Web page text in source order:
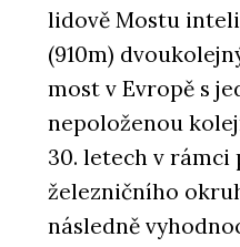
lidově Mostu
(910m)
most v Evropě s
nepoloženou
30. letech v rámci
železničního
následně